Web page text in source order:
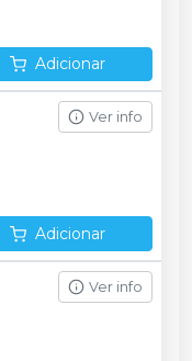
Adicionar
Ver info
Adicionar
Ver info